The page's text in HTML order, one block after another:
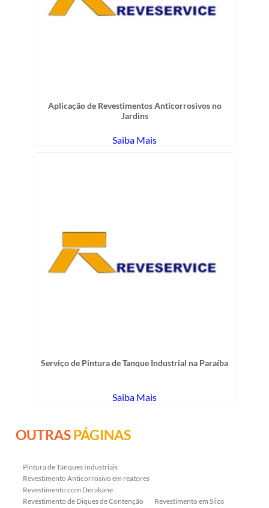
Aplicação de Revestimentos Anticorrosivos no
Jardins
Saiba Mais
Serviço de Pintura de Tanque Industrial na Paraíba
Saiba Mais
OUTRASPÁGINAS
Pintura de Tanques Industriais
Revestimento Anticorrosivo em reatores
Revestimento com Derakane
Revestimento de Diques de Contenção
Revestimento em Silos